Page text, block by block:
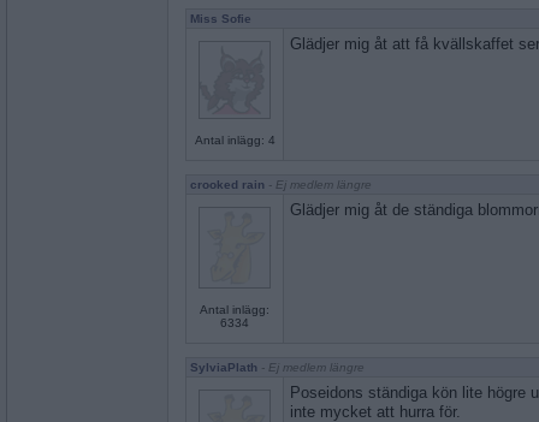
Miss Sofie
Antal inlägg: 4
Glädjer mig åt att få kvällskaffet
crooked rain - Ej medlem längre
Antal inlägg:
6334
Glädjer mig åt de ständiga
SylviaPlath - Ej medlem längre
Poseidons ständiga kön lite högre
inte mycket att hurra för.